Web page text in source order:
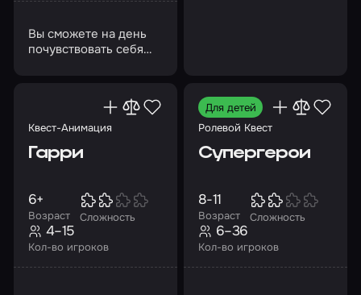
Вы сможете на день
почувствовать себя
Квест-Анимация
Гарри
Возраст
6+
Сложность
Кол-во игроков
4–15
Для детей
Ролевой Квест
Супергерои
Возраст
8-11
Сложность
Кол-во игроков
6–36